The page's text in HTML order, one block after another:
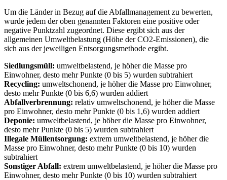
Um die Länder in Bezug auf die Abfallmanagement zu bewerten,
wurde jedem der oben genannten Faktoren eine positive oder
negative Punktzahl zugeordnet. Diese ergibt sich aus der
allgemeinen Umweltbelastung (Höhe der CO2-Emissionen), die
sich aus der jeweiligen Entsorgungsmethode ergibt.
Siedlungsmüll: umweltbelastend, je höher die Masse pro
Einwohner, desto mehr Punkte (0 bis 5) wurden subtrahiert
Recycling: umweltschonend, je höher die Masse pro Einwohner,
desto mehr Punkte (0 bis 6,6) wurden addiert
Abfallverbrennung: relativ umweltschonend, je höher die Masse
pro Einwohner, desto mehr Punkte (0 bis 1,6) wurden addiert
Deponie: umweltbelastend, je höher die Masse pro Einwohner,
desto mehr Punkte (0 bis 5) wurden subtrahiert
Illegale Müllentsorgung: extrem umweltbelastend, je höher die
Masse pro Einwohner, desto mehr Punkte (0 bis 10) wurden
subtrahiert
Sonstiger Abfall: extrem umweltbelastend, je höher die Masse pro
Einwohner, desto mehr Punkte (0 bis 10) wurden subtrahiert